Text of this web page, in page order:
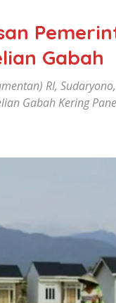
Gabah
RI,
Gabah Kering